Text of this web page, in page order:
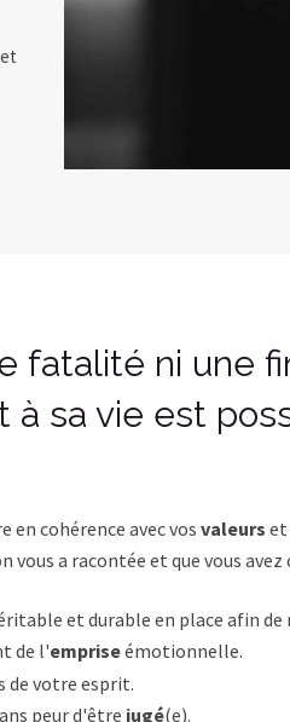
et
fatalité ni une
à sa vie est
cohérence avec vosvaleurs et
vous a racontée et que vous
et durable en place afin
de l'empriseémotionnelle.
de votre esprit.
peur d'être jugé(e).